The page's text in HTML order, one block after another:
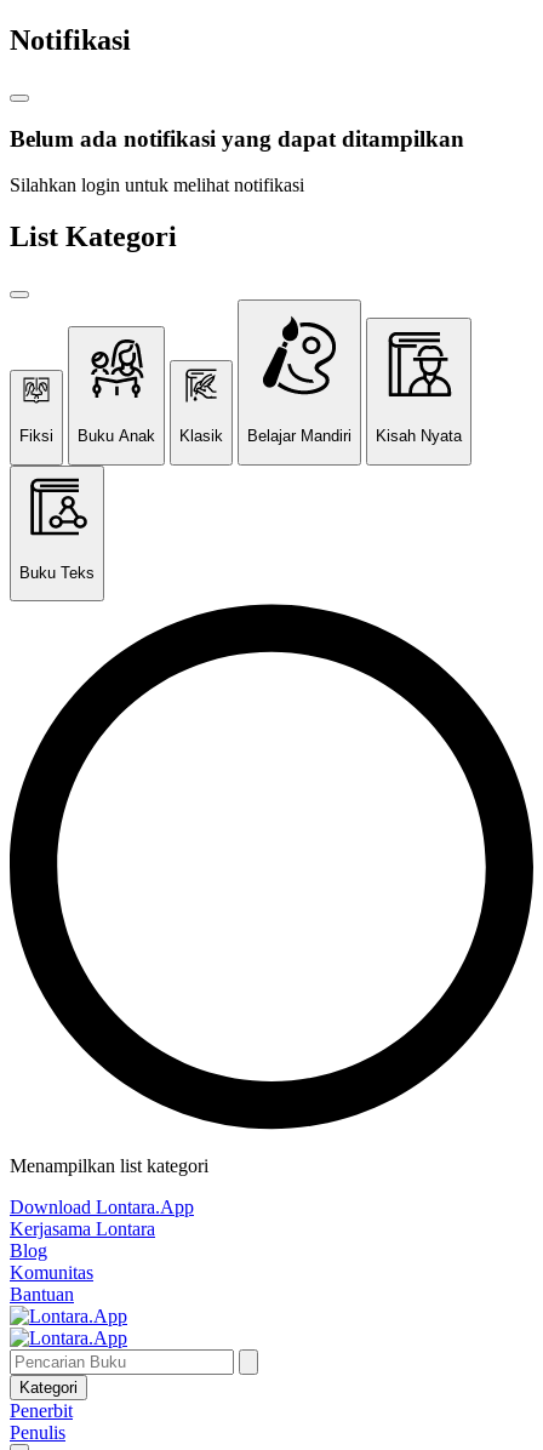
Notifikasi
Belum ada notifikasi yang dapat ditampilkan
Silahkan login untuk melihat notifikasi
List Kategori
Fiksi Buku Anak Klasik Belajar Mandiri Kisah Nyata
Buku Teks
Menampilkan list kategori
Download Lontara.App
Kerjasama Lontara
Blog
Komunitas
Bantuan
Kategori
Penerbit
Penulis